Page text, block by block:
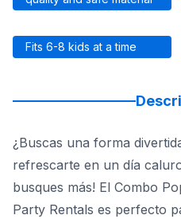
Fits 6-8 kids at a time
¿Buscas una forma
refrescarte en un día
busques más! El Combo
Party Rentals es perfecto